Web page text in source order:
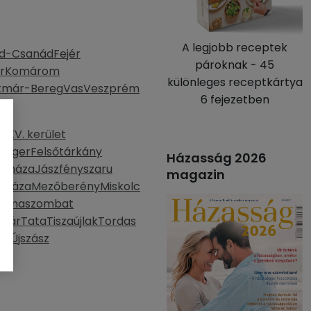
CsanádFejér
Komárom
BeregVasVeszprém
XV. kerület
EgerFelsőtárkány
Jászfényszaru
MezőberényMiskolc
Rimaszombat
TataTiszaújlakTordas
Újszász
A legjobb receptek
pároknak - 45
különleges receptkártya
6 fejezetben
Házasság 2026
magazin